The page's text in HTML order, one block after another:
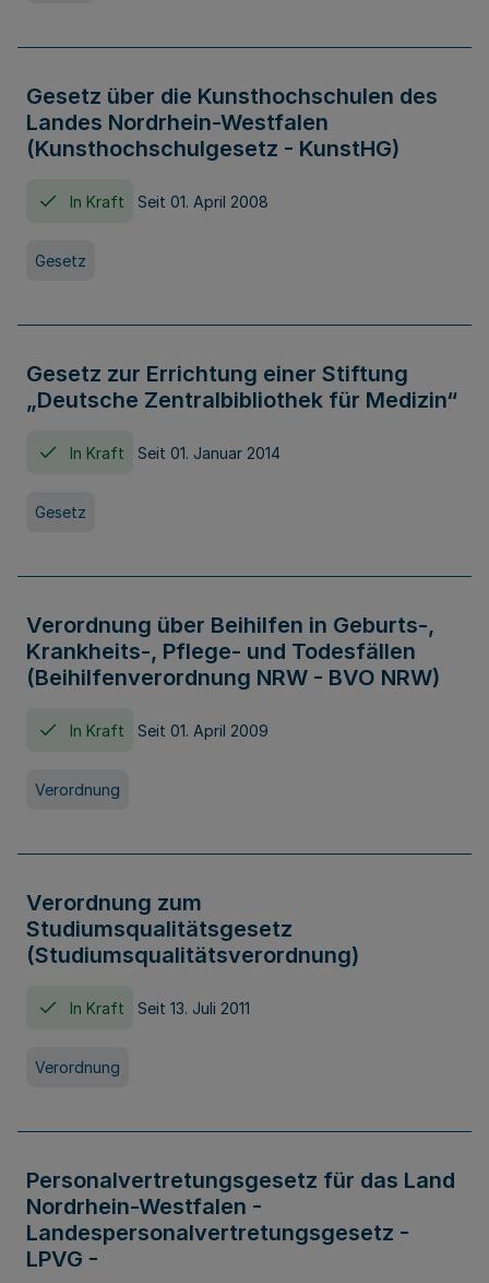
Gesetz über die Kunsthochschulen des
Landes Nordrhein-Westfalen
(Kunsthochschulgesetz - KunstHG)
In Kraft Seit 01. April 2008
Gesetz
Gesetz zur Errichtung einer Stiftung
„Deutsche Zentralbibliothek für Medizin“
In Kraft Seit 01. Januar 2014
Gesetz
Verordnung über Beihilfen in Geburts-,
Krankheits-, Pflege- und Todesfällen
(Beihilfenverordnung NRW - BVO NRW)
In Kraft Seit 01. April 2009
Verordnung
Verordnung zum
Studiumsqualitätsgesetz
(Studiumsqualitätsverordnung)
In Kraft Seit 13. Juli 2011
Verordnung
Personalvertretungsgesetz für das Land
Nordrhein-Westfalen -
Landespersonalvertretungsgesetz -
LPVG -